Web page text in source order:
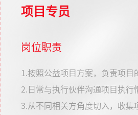
项目专员
岗位职责
1.按照公益项目方案，负责项目
2.日常与执行伙伴沟通项目执行
3.从不同相关方角度切入，收集